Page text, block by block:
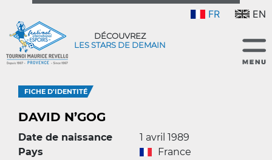
FR EN
DÉCOUVREZ
LES STARS DE DEMAIN
FICHE D'IDENTITÉ
DAVID N’GOG
Date de naissance
1 avril 1989
Pays
France